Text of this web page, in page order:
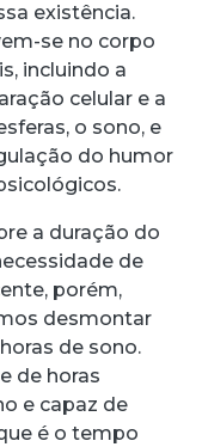
existência.
se no corpo
incluindo a
celular e a
o sono, e
do humor
a duração do
de
porém,
desmontar
de sono.
de horas
e capaz de
é o tempo